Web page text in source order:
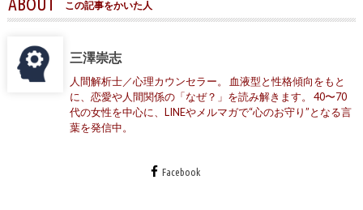
この記事をかいた人
三澤崇志
人間解析士／心理カウンセラー。 血液型と性格傾向をもと
に、恋愛や人間関係の「なぜ？」を読み解きます。 40〜70
代の女性を中心に、LINEやメルマガで“心のお守り”となる言
葉を発信中。
Facebook